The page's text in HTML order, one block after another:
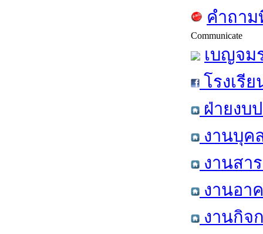
คำถา
Communicate
เบญจม
โรงเรี
ฝ่ายงบ
งานบุค
งานสา
งานอา
งานกิจ